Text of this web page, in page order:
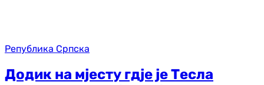
Република Српска
Додик на мјесту гдје је Тесла